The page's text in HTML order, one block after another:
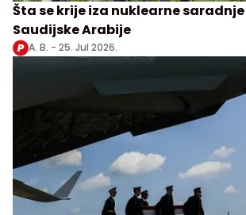
Šta se krije iza nuklearne saradnje
Saudijske Arabije
A. B. - 25. Jul 2026.